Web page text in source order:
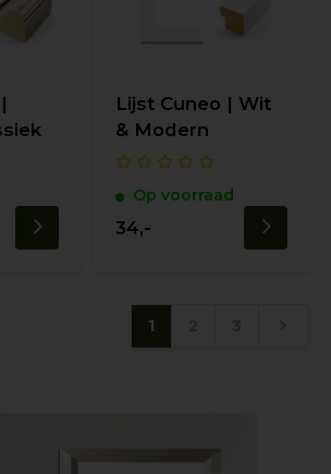
Lijst Cuneo | Wit
& Modern
Op voorraad
34,-
1